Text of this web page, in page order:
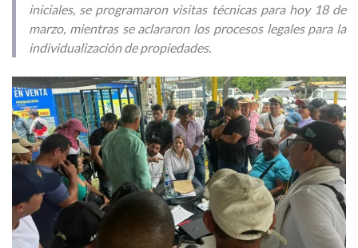
iniciales, se programaron visitas técnicas para hoy 18 de
marzo, mientras se aclararon los procesos legales para la
individualización de propiedades.